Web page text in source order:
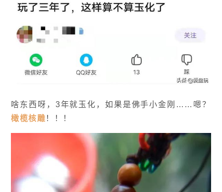
啥东西呀，3年就玉化，如果是佛手小金刚……嗯？
橄榄核雕 ！！！